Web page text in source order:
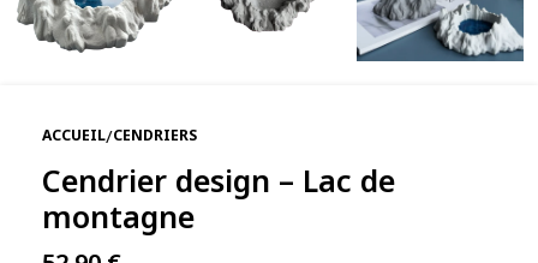
ACCUEIL/CENDRIERS
Cendrier design – Lac de
montagne